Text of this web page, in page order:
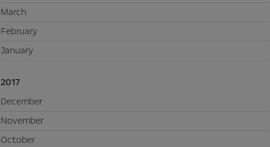
March
February
January
2017
December
November
October